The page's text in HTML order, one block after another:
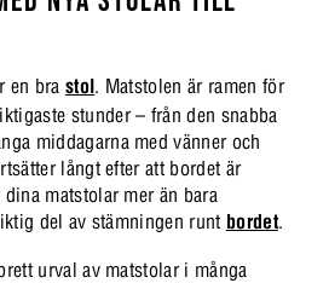
en bra stol. Matstolen är ramen för
stunder – från den snabba
middagarna med vänner och
långt efter att bordet är
matstolar mer än bara
del av stämningen runt bordet.
urval av matstolar i många